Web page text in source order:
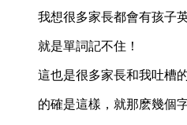
我想很多家長都會有孩子
就是單詞記不住！
這也是很多家長和我吐槽
的確是這樣，就那麽幾個